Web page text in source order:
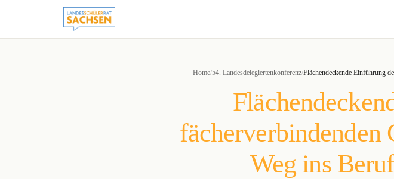
Home/54. Landesdelegiertenkonferenz/Flächendeckende Einführung
fächerverbindenden
Weg ins